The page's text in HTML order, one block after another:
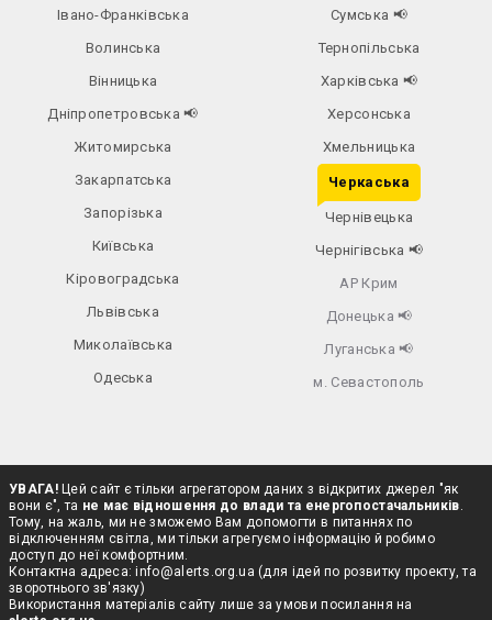
Івано-Франківська
Волинська
Вінницька
Дніпропетровська📢
Житомирська
Закарпатська
Запорізька
Київська
Кіровоградська
Львівська
Миколаївська
Одеська
Сумська 📢
Тернопільська
Харківська 📢
Херсонська
Хмельницька
Черкаська
Чернівецька
Чернігівська 📢
АР Крим
Донецька 📢
Луганська 📢
м. Севастополь
УВАГА!Цей сайт є тільки агрегатором даних з відкритих джерел "як
вони є", та не має відношення до влади та енергопостачальників.
Тому, на жаль, ми не зможемо Вам допомогти в питаннях по
відключенням світла, ми тільки агрегуємо інформацію й робимо
доступ до неї комфортним.
Контактна адреса:info@alerts.org.ua (для ідей по розвитку проекту, та
зворотнього зв'язку)
Використання матеріалів сайту лише за умови посилання на